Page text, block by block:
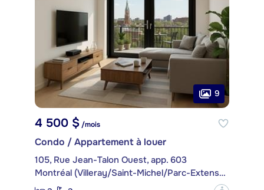
9
4 500 $ /mois
Condo / Appartement à louer
105, Rue Jean-Talon Ouest, app. 603
Montréal (Villeray/Saint-Michel/Parc-Extension)